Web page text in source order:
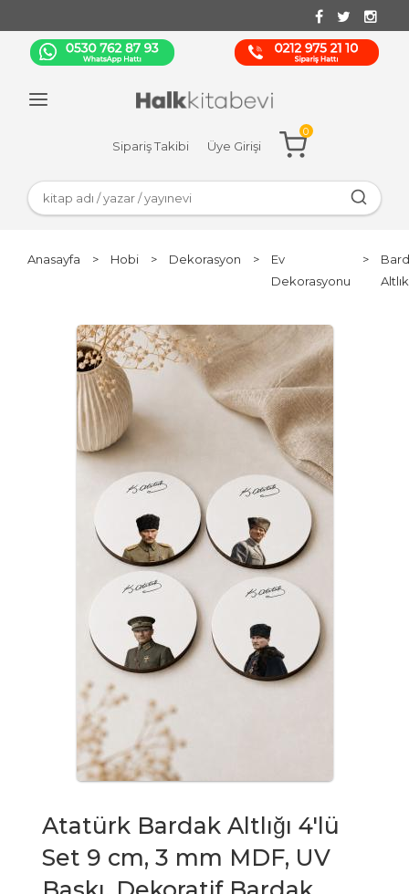
Sipariş Takibi Üye Girişi
0
Anasayfa > Hobi > Dekorasyon >
Ev
Dekorasyonu
>
Atatürk Bardak Altlığı 4'lü
Set 9 cm, 3 mm MDF, UV